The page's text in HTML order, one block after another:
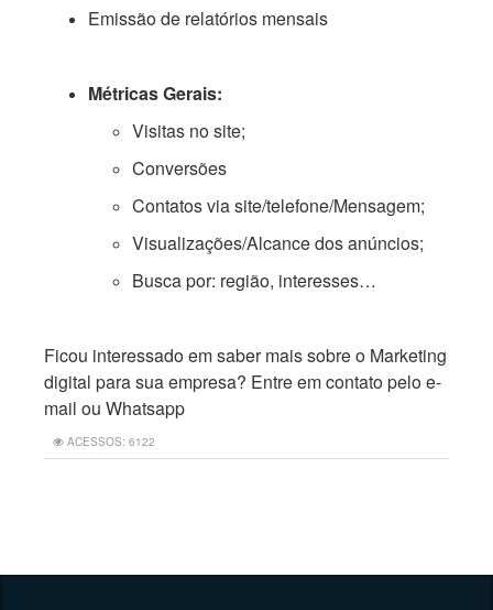
Emissão de relatórios mensais
Métricas Gerais:
Visitas no site;
Conversões
Contatos via site/telefone/Mensagem;
Visualizações/Alcance dos anúncios;
Busca por: região, interesses…
Ficou interessado em saber mais sobre o Marketing
digital para sua empresa? Entre em contato pelo e-
mail ou Whatsapp
ACESSOS: 6122